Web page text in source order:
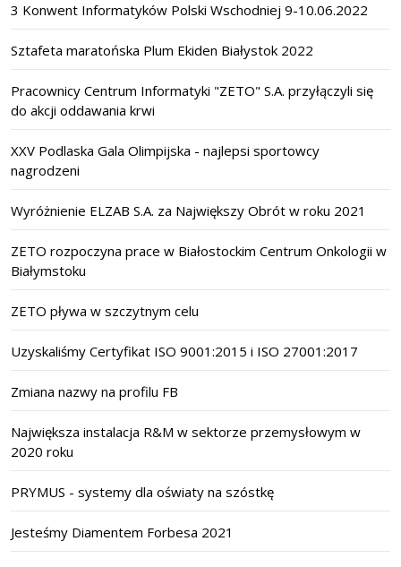
3 Konwent Informatyków Polski Wschodniej 9-10.06.2022
Sztafeta maratońska Plum Ekiden Białystok 2022
Pracownicy Centrum Informatyki "ZETO" S.A. przyłączyli się
do akcji oddawania krwi
XXV Podlaska Gala Olimpijska - najlepsi sportowcy
nagrodzeni
Wyróżnienie ELZAB S.A. za Największy Obrót w roku 2021
ZETO rozpoczyna prace w Białostockim Centrum Onkologii w
Białymstoku
ZETO pływa w szczytnym celu
Uzyskaliśmy Certyfikat ISO 9001:2015 i ISO 27001:2017
Zmiana nazwy na profilu FB
Największa instalacja R&M w sektorze przemysłowym w
2020 roku
PRYMUS - systemy dla oświaty na szóstkę
Jesteśmy Diamentem Forbesa 2021